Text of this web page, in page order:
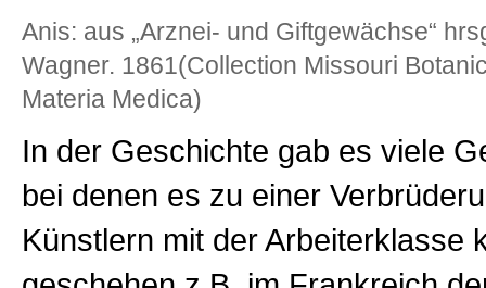
Anis: aus „Arznei- und Giftgewächse“
Wagner. 1861(Collection Missouri
Materia Medica)
In der Geschichte gab es viele
bei denen es zu einer
Künstlern mit der Arbeiterklasse